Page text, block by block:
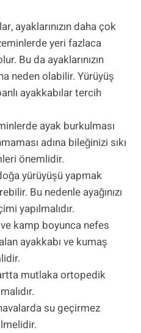
ayaklarınızın daha çok
yeri fazlaca
Bu da ayaklarınızın
neden olabilir. Yürüyüş
ayakkabılar tercih
ayak burkulması
adına bileğinizi sıkı
önemlidir.
yürüyüşü yapmak
Bu nedenle ayağınızı
yapılmalıdır.
ve kamp boyunca nefes
ayakkabı ve kumaş
mutlaka ortopedik
su geçirmez